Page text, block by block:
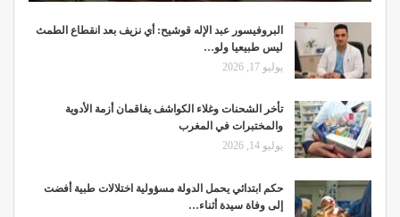
البروفيسور عبد الإله قوشيح: أي نزيف بعد انقطاع الطمث
ليس طبيعيا ولو…
يوليو 17, 2026
تأخر الشحنات وغلاء الكواشف يفاقمان أزمة الأدوية
والمختبرات في المغرب
يوليو 14, 2026
حكم ابتدائي يحمل الدولة مسؤولية اختلالات طبية أفضت
إلى وفاة سيدة أثناء…